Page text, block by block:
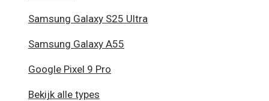
Samsung Galaxy S25 Ultra
Samsung Galaxy A55
Google Pixel 9 Pro
Bekijk alle types